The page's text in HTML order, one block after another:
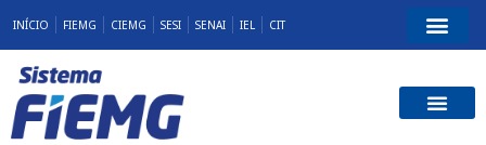
INÍCIO FIEMG CIEMG SESI SENAI IEL CIT